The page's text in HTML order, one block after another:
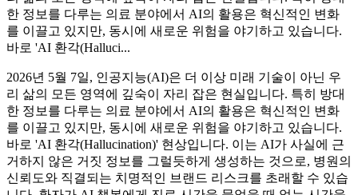
한 정보를 다루는 의료 분야에서 AI의 활용은 혁신적인 변화
를 이끌고 있지만, 동시에 새로운 위험을 야기하고 있습니다.
바로 'AI 환각(Halluci...
2026년 5월 7일, 인공지능(AI)은 더 이상 미래 기술이 아닌 우
리 삶의 모든 영역에 깊숙이 자리 잡은 현실입니다. 특히 방대
한 정보를 다루는 의료 분야에서 AI의 활용은 혁신적인 변화
를 이끌고 있지만, 동시에 새로운 위험을 야기하고 있습니다.
바로 'AI 환각(Hallucination)' 현상입니다. 이는 AI가 사실에 근
거하지 않은 거짓 정보를 그럴듯하게 생성하는 것으로, 병원의
신뢰도와 직결되는 치명적인 브랜드 리스크를 초래할 수 있습